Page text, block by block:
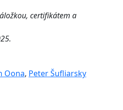
certifikátem a
Oona, Peter Šufliarsky